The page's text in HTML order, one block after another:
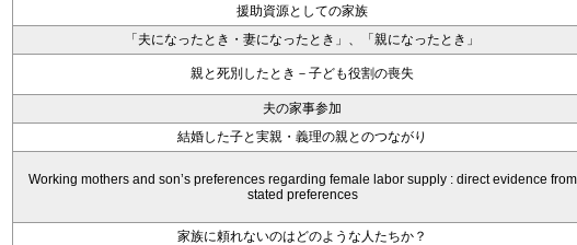
援助資源としての家族
「夫になったとき・妻になったとき」、「親になったとき」
親と死別したとき－子ども役割の喪失
夫の家事参加
結婚した子と実親・義理の親とのつながり
Working mothers and son’s preferences regarding female labor supply : direct evidence from
stated preferences
家族に頼れないのはどのような人たちか？